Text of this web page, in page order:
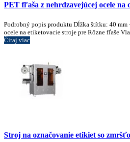
PET fľaša z nehrdzavejúcej ocele na
Podrobný popis produktu Dĺžka štítku: 40 mm
ocele na etiketovacie stroje pre Rôzne fľaše
Čítaj viac
Stroj na označovanie etikiet so